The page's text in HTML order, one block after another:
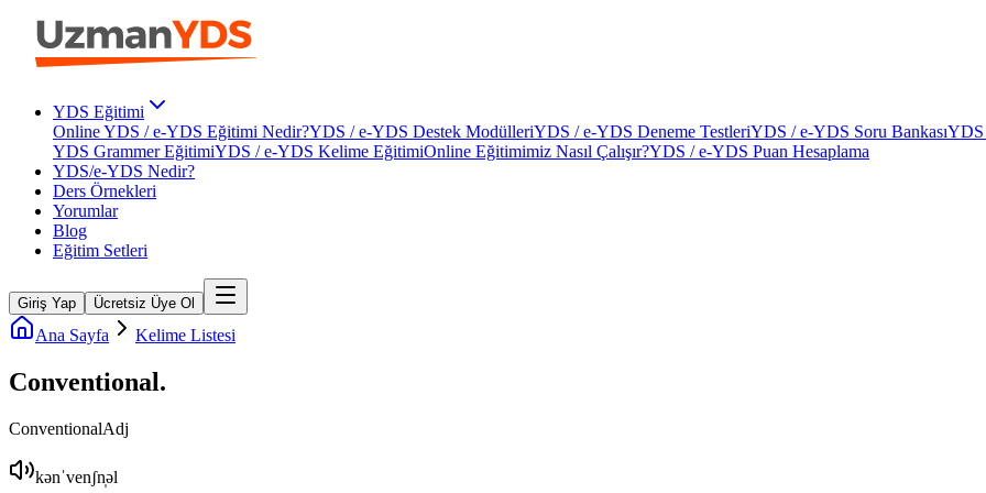
YDS Eğitimi
Online YDS / e-YDS Eğitimi Nedir?YDS / e-YDS Destek ModülleriYDS / e-YDS Deneme TestleriYDS / e-YDS Soru BankasıYDS
YDS Grammer EğitimiYDS / e-YDS Kelime EğitimiOnline Eğitimimiz Nasıl Çalışır?YDS / e-YDS Puan Hesaplama
YDS/e-YDS Nedir?
Ders Örnekleri
Yorumlar
Blog
Eğitim Setleri
Giriş Yap Ücretsiz Üye Ol
Ana Sayfa Kelime Listesi
Conventional.
ConventionalAdj
kənˈvenʃn̩əl